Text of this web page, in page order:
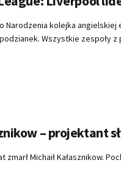
Narodzenia kolejka
Wszystkie zespoły
– projektant
Michaił Kałasznikow.